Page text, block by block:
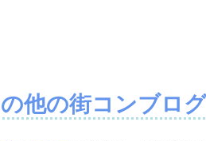
他の街コンブログ